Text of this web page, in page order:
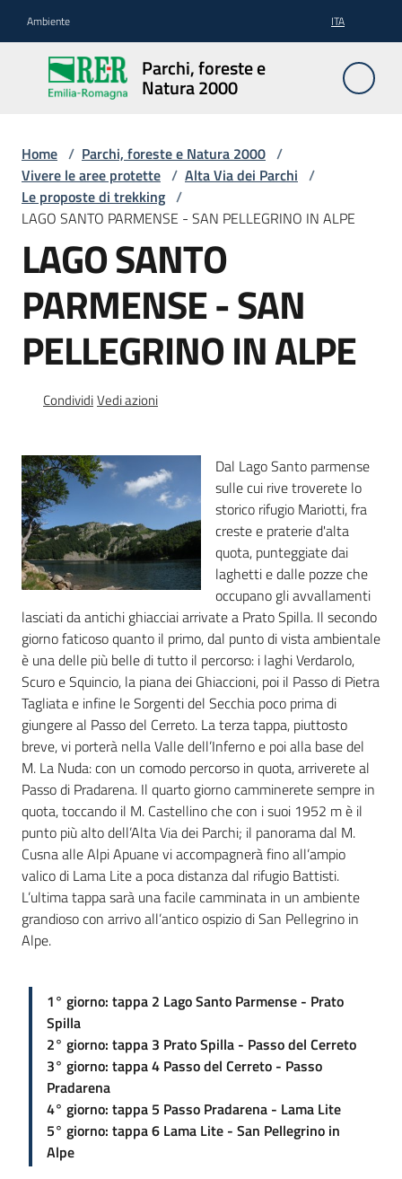
Ambiente ITA
Parchi, foreste e
Natura 2000
Parchi,
foreste
e
2000
Aree
Protette
Rete
Natura
2000
Biodiversità
Consultazione
Seguici
su
Ambiente
Argomenti
Novità
Servizi
Leggi Atti Bandi
Piani Programmi
Home / Parchi, foreste e Natura 2000 /
Vivere le aree protette / Alta Via dei Parchi /
Le proposte di trekking /
LAGO SANTO PARMENSE - SAN PELLEGRINO IN ALPE
LAGO SANTO
PARMENSE - SAN
PELLEGRINO IN ALPE
CondividiVedi azioni
Dal Lago Santo parmense
sulle cui rive troverete lo
storico rifugio Mariotti, fra
creste e praterie d'alta
quota, punteggiate dai
laghetti e dalle pozze che
occupano gli avvallamenti
lasciati da antichi ghiacciai arrivate a Prato Spilla. Il secondo
giorno faticoso quanto il primo, dal punto di vista ambientale
è una delle più belle di tutto il percorso: i laghi Verdarolo,
Scuro e Squincio, la piana dei Ghiaccioni, poi il Passo di Pietra
Tagliata e infine le Sorgenti del Secchia poco prima di
giungere al Passo del Cerreto. La terza tappa, piuttosto
breve, vi porterà nella Valle dell’Inferno e poi alla base del
M. La Nuda: con un comodo percorso in quota, arriverete al
Passo di Pradarena. Il quarto giorno camminerete sempre in
quota, toccando il M. Castellino che con i suoi 1952 m è il
punto più alto dell’Alta Via dei Parchi; il panorama dal M.
Cusna alle Alpi Apuane vi accompagnerà fino all’ampio
valico di Lama Lite a poca distanza dal rifugio Battisti.
L’ultima tappa sarà una facile camminata in un ambiente
grandioso con arrivo all’antico ospizio di San Pellegrino in
Alpe.
1° giorno: tappa 2 Lago Santo Parmense - Prato
Spilla
2° giorno: tappa 3 Prato Spilla - Passo del Cerreto
3° giorno: tappa 4 Passo del Cerreto - Passo
Pradarena
4° giorno: tappa 5 Passo Pradarena - Lama Lite
5° giorno: tappa 6 Lama Lite - San Pellegrino in
Alpe